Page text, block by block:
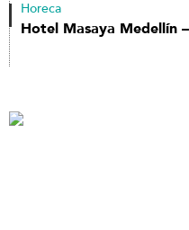
Horeca
Hotel Masaya Medellín